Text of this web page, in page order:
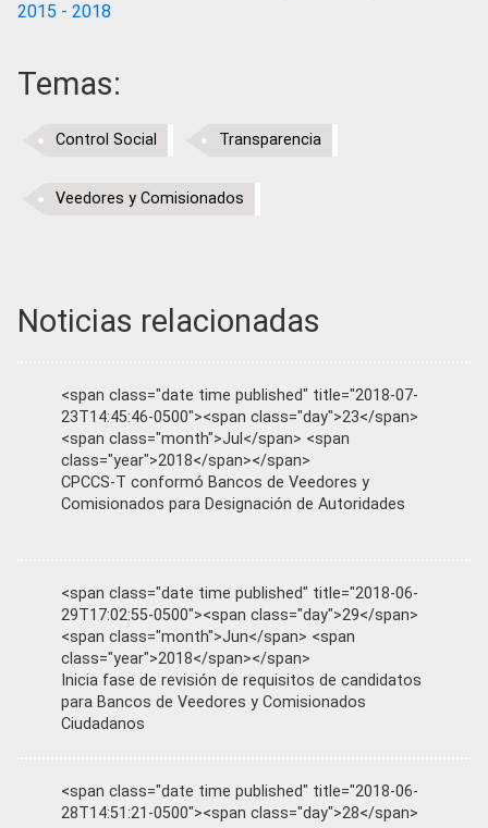
2015 - 2018
Temas:
Control Social Transparencia
Veedores y Comisionados
Noticias relacionadas
<span class="date time published" title="2018-07-
23T14:45:46-0500"><span class="day">23</span>
<span class="month">Jul</span> <span
class="year">2018</span></span>
CPCCS-T conformó Bancos de Veedores y
Comisionados para Designación de Autoridades
<span class="date time published" title="2018-06-
29T17:02:55-0500"><span class="day">29</span>
<span class="month">Jun</span> <span
class="year">2018</span></span>
Inicia fase de revisión de requisitos de candidatos
para Bancos de Veedores y Comisionados
Ciudadanos
<span class="date time published" title="2018-06-
28T14:51:21-0500"><span class="day">28</span>